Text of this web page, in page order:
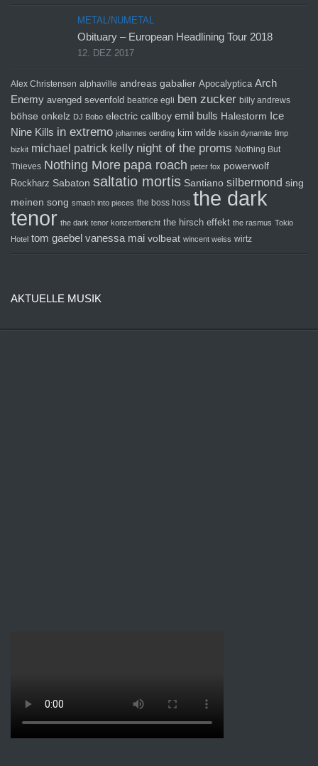
METAL/NUMETAL
Obituary – European Headlining Tour 2018
12. DEZ 2017
Alex Christensen alphaville andreas gabalier Apocalyptica Arch
Enemy avenged sevenfold beatrice egli ben zucker billy andrews
böhse onkelz DJ Bobo electric callboy emil bulls Halestorm Ice
Nine Kills in extremo johannes oerding kim wilde kissin dynamite limp
bizkit michael patrick kelly night of the proms Nothing But
Thieves Nothing More papa roach peter fox powerwolf
Rockharz Sabaton saltatio mortis Santiano silbermond sing
meinen song smash into pieces the boss hoss the dark
tenor the dark tenor konzertbericht the hirsch effekt the rasmus Tokio
Hotel tom gaebel vanessa mai volbeat wincent weiss wirtz
AKTUELLE MUSIK